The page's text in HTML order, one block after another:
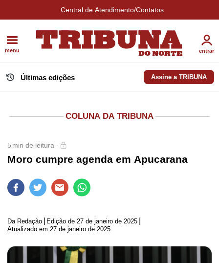
Central de Atendimento/Contatos
menu entrar
Últimas edições Assine a TRIBUNA
COLUNA DA TRIBUNA
5 min de leitura -
Moro cumpre agenda em Apucarana
Da Redação Edição de 27 de janeiro de 2025
Atualizado em 27 de janeiro de 2025